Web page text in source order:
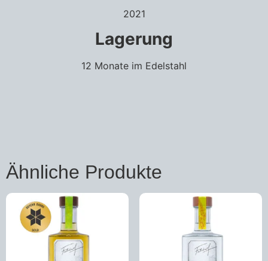
2021
Lagerung
12 Monate im Edelstahl
Ähnliche Produkte